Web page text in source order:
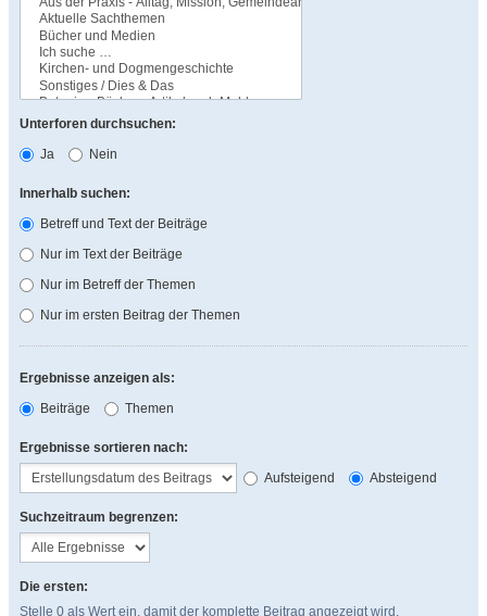
Unterforen durchsuchen:
Ja
Nein
Innerhalb suchen:
Betreff und Text der Beiträge
Nur im Text der Beiträge
Nur im Betreff der Themen
Nur im ersten Beitrag der Themen
Ergebnisse anzeigen als:
Beiträge
Themen
Ergebnisse sortieren nach:
Aufsteigend
Absteigend
Suchzeitraum begrenzen:
Die ersten:
Stelle 0 als Wert ein, damit der komplette Beitrag angezeigt wird.